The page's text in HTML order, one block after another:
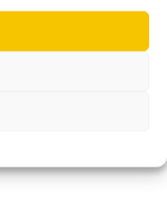
LCD 360 4-inch